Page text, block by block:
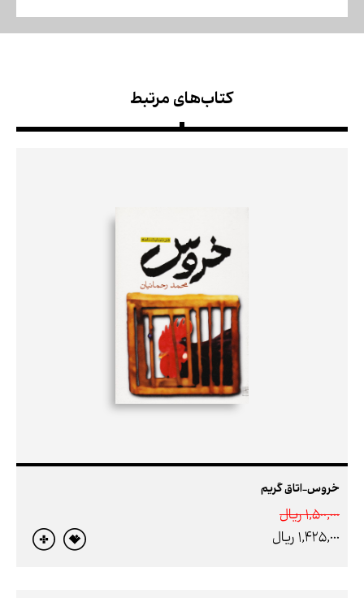
کتاب‌های مرتبط
خروس-اتاق گریم
1,500,000 ريال
1,425,000 ريال